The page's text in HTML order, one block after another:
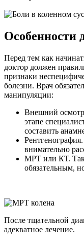
Особенности
Перед тем как
доктор должен
признаки
болезни. Врач
манипуляции:
Внешний
этапе
составить
внимательно
МРТ или КТ.
обязательным,
После тщательной
адекватное лечение.